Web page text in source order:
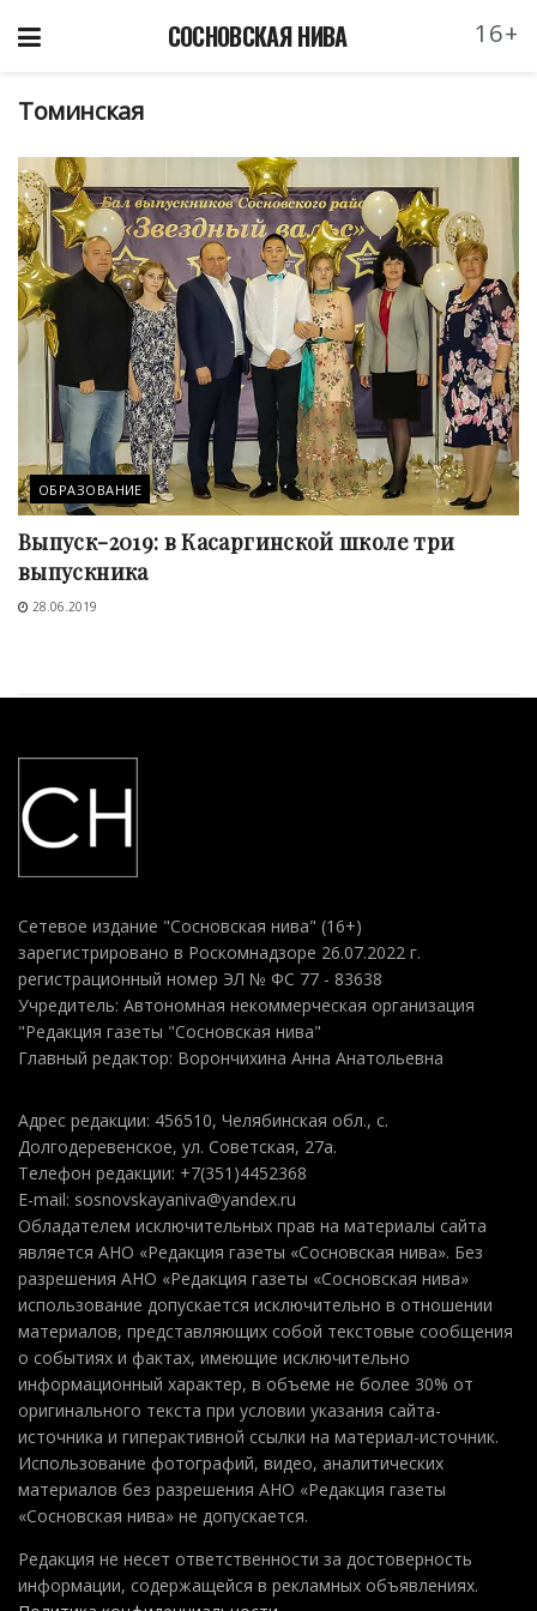
СОСНОВСКАЯ НИВА 16+
Томинская
ОБРАЗОВАНИЕ
Выпуск-2019: в Касаргинской школе три
выпускника
28.06.2019
Сетевое издание "Сосновская нива" (16+)
зарегистрировано в Роскомнадзоре 26.07.2022 г.
регистрационный номер ЭЛ № ФС 77 - 83638
Учредитель: Автономная некоммерческая организация
"Редакция газеты "Сосновская нива"
Главный редактор: Ворончихина Анна Анатольевна
Адрес редакции: 456510, Челябинская обл., с.
Долгодеревенское, ул. Советская, 27а.
Телефон редакции: +7(351)4452368
E-mail: sosnovskayaniva@yandex.ru
Обладателем исключительных прав на материалы сайта
является АНО «Редакция газеты «Сосновская нива». Без
разрешения АНО «Редакция газеты «Сосновская нива»
использование допускается исключительно в отношении
материалов, представляющих собой текстовые сообщения
о событиях и фактах, имеющие исключительно
информационный характер, в объеме не более 30% от
оригинального текста при условии указания сайта-
источника и гиперактивной ссылки на материал-источник.
Использование фотографий, видео, аналитических
материалов без разрешения АНО «Редакция газеты
«Сосновская нива» не допускается.
Редакция не несет ответственности за достоверность
информации, содержащейся в рекламных объявлениях.